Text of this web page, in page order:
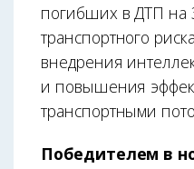
погибших в ДТП на
транспортного
внедрения
и повышения
транспортными
Победителем в